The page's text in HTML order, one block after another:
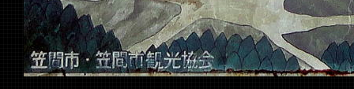
いたが、昭和５６年にこの場所に移築された～と